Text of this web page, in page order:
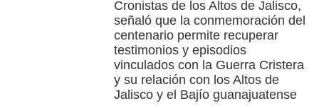
Cronistas de los Altos de Jalisco,
señaló que la conmemoración del
centenario permite recuperar
testimonios y episodios
vinculados con la Guerra Cristera
y su relación con los Altos de
Jalisco y el Bajío guanajuatense